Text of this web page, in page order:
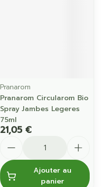
Pranarom
Pranarom Circularom Bio
Spray Jambes Legeres
75ml
21,05 €
Ajouter au
panier